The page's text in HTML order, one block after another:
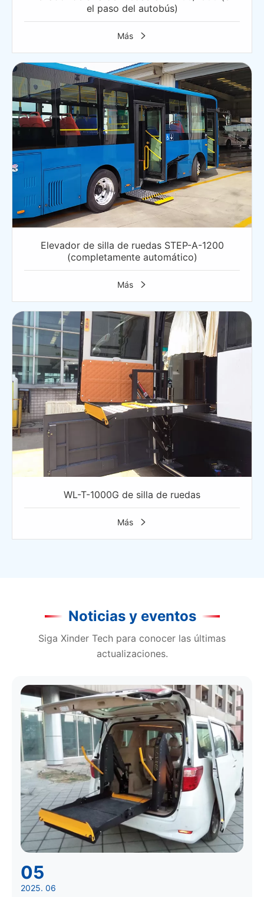
el paso del autobús)
Más 
Elevador de silla de ruedas STEP-A-1200
(completamente automático)
Más 
WL-T-1000G de silla de ruedas
Más 
Noticias y eventos
Siga Xinder Tech para conocer las últimas
actualizaciones.
05
2025. 06